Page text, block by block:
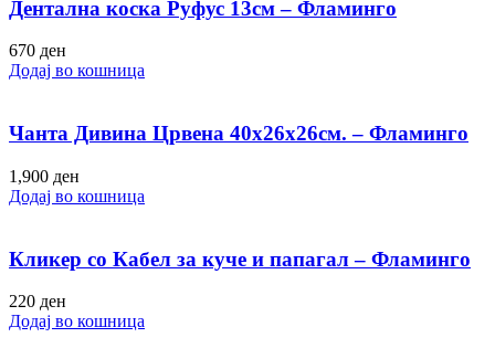
Дентална коска Руфус 13см – Фламинго
670 ден
Додај во кошница
Чанта Дивина Црвена 40х26х26см. – Фламинго
1,900 ден
Додај во кошница
Кликер со Кабел за куче и папагал – Фламинго
220 ден
Додај во кошница